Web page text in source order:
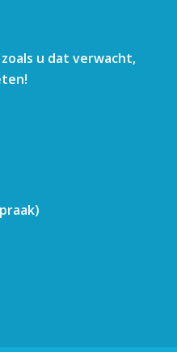
u dat verwacht,